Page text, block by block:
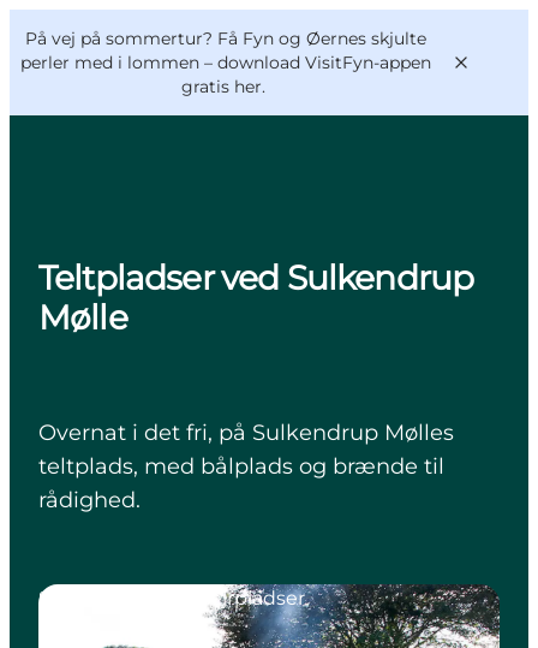
På vej på sommertur? Få Fyn og Øernes skjulte
perler med i lommen – download VisitFyn-appen
gratis her.
Oplevelser
Outdoor
Mad og drikke
VisitFyn
Deutsch
Teltpladser ved Sulkendrup
Mølle
Overnat i det fri, på Sulkendrup Mølles
teltplads, med bålplads og brænde til
rådighed.
Shelters og naturlejrpladser